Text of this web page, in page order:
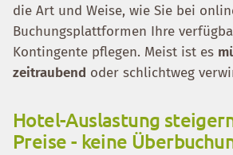
die Art und Weise, wie Sie bei
Buchungsplattformen Ihre
Kontingente pflegen. Meist ist es
zeitraubend oder schlichtweg
Hotel-Auslastung
Preise - keine